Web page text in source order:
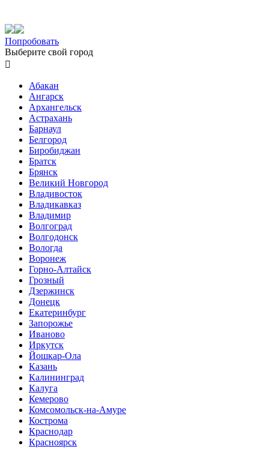
Попробовать
Выберите свой город

Абакан
Ангарск
Архангельск
Астрахань
Барнаул
Белгород
Биробиджан
Братск
Брянск
Великий Новгород
Владивосток
Владикавказ
Владимир
Волгоград
Волгодонск
Вологда
Воронеж
Горно-Алтайск
Грозный
Дзержинск
Донецк
Екатеринбург
Запорожье
Иваново
Иркутск
Йошкар-Ола
Казань
Калининград
Калуга
Кемерово
Комсомольск-на-Амуре
Кострома
Краснодар
Красноярск